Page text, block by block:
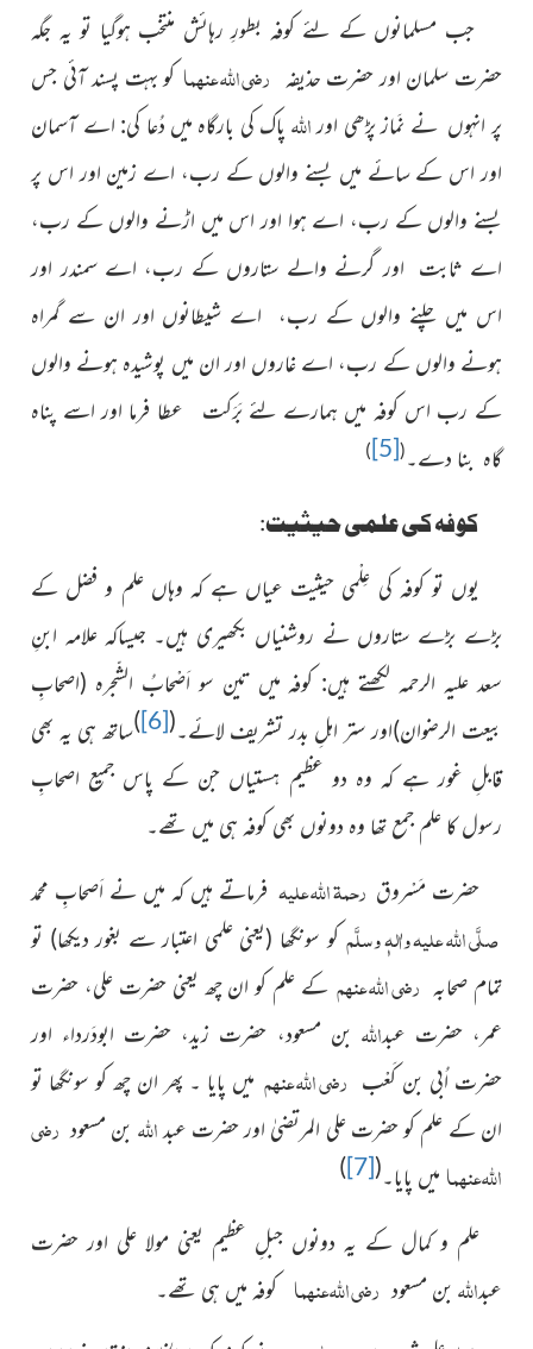
جب مسلمانوں کے لئے کوفہ بطورِ رہائش منتخب ہوگیا تو یہ جگہ
حضرت سلمان اور حضرت حذیفہ رضی اللہ عنہما کوبہت پسند آئی جس
پر انہوں نے نَماز پڑھی اوراللہ پاک کی بارگاہ میں دُعا کی: اے آسمان
اور اس کے سائے میں بسنے والوں کے رب، اے زمین اور اس پر
بسنے والوں کے رب، اے ہوا اور اس میں اڑنے والوں کے رب،
اے ثابت اور گرنے والے ستاروں کے رب، اے سمندر اور
اس میں چلنے والوں کے رب، اے شیطانوں اور ان سے گمراہ
ہونے والوں کے رب، اے غاروں اور ان میں پوشیدہ ہونے والوں
کے رب اس کوفہ میں ہمارے لئے بَرَکت عطا فرما اور اسے پناہ
گاہ بنا دے۔(
[5]
)
کوفہ کی علمی حیثیت:
یوں تو کوفہ کی عِلْمی حیثیت عیاں ہےکہ وہاں علم و فضل کے
بڑے بڑے ستاروں نے روشنیاں بکھیری ہیں۔ جیساکہ علامہ ابنِ
سعد علیہ الرحمہ لکھتے ہیں: کوفہ میں تین سو اَصْحابُ الشّجرہ (اصحابِ
بیعت الرضوان)اور ستر اہلِ بدر تشریف لائے۔(
[6]
)ساتھ ہی یہ بھی
قابلِ غور ہے کہ وہ دو عظیم ہستیاں جن کے پاس جمیع اصحابِ
رسول کا علم جمع تھا وہ دونوں بھی کوفہ ہی میں تھے۔
حضرت مَسْروق رحمۃ اللہ علیہ فرماتے ہیں کہ میں نے اَصحابِ محمد
صلَّی اللہ علیہ واٰلہٖ وسلَّمکو سونگھا (یعنی علمی اعتبار سے بغور دیکھا) تو
تمام صحابہ رضی اللہ عنہم کے علم کو ان چھ یعنی حضرت علی، حضرت
عمر، حضرت عبداللہ بن مسعود، حضرت زید، حضرت ابودَرداء اور
حضرت اُبی بن کَعْب رضی اللہ عنہم میں پایا ۔ پھر ان چھ کو سونگھا تو
ان کے علم کو حضرت علی المرتضیٰ اور حضرت عبداللہ بن مسعود رضی
اللہ عنہما میں پایا۔(
[7]
)
علم و کمال کے یہ دونوں جبلِ عظیم یعنی مولا علی اور حضرت
عبداللہ بن مسعود رضی اللہ عنہما کوفہ میں ہی تھے۔